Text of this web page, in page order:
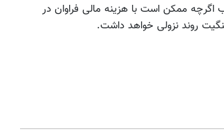
اگرچه ممکن است با هزینه مالی فراوان در
روند نزولی خواهد داشت.